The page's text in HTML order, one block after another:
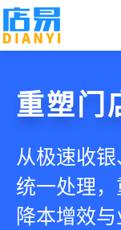
门店收
智慧收银+
商城，一
增长难题
重塑门
从极速收
统一处理
降本增效
驱动私
从支付即
通，驱动
提升忠诚度
快速拓
借助小程
后，打通
界，提升